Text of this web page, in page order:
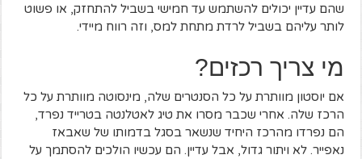
שהם עדיין יכולים להשתמש עד חמישי בשביל להתחזק, או פשוט
לותר עליהם בשביל לרדת מתחת למס, וזה רווח מיידי.
מי צריך רכזים?
אם יוסטון מוותרת על כל הסנטרים שלה, מינסוטה מוותרת על כל
הרכז שלה. אחרי שכבר מסרו את טיג לאטלנטה בטרייד נפרד,
הם נפרדו מהרכז היחיד שנשאר בסגל בדמותו של שאבאז
נאפייר. לא ויתור גדול, אבל עדיין. הם עכשיו הולכים להסתמך על